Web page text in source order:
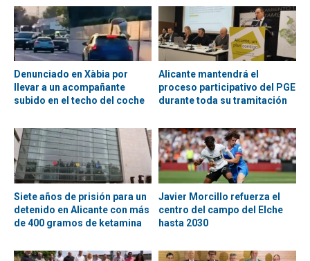
Denunciado en Xàbia por
llevar a un acompañante
subido en el techo del coche
Alicante mantendrá el
proceso participativo del PGE
durante toda su tramitación
Siete años de prisión para un
detenido en Alicante con más
de 400 gramos de ketamina
Javier Morcillo refuerza el
centro del campo del Elche
hasta 2030